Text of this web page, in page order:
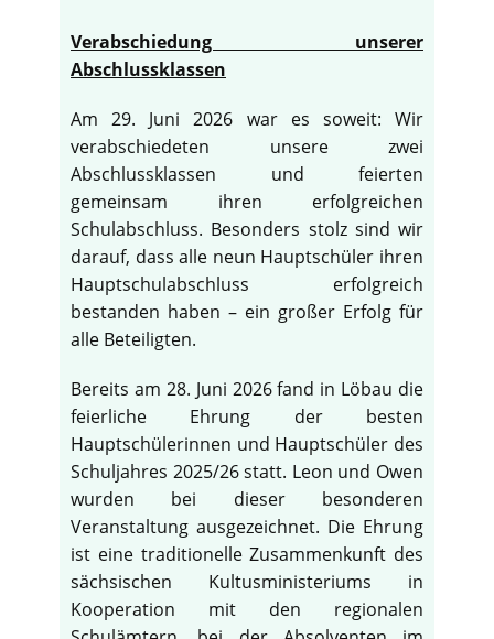
Verabschiedung unserer
Abschlussklassen
Am 29. Juni 2026 war es soweit: Wir
verabschiedeten unsere zwei
Abschlussklassen und feierten
gemeinsam ihren erfolgreichen
Schulabschluss. Besonders stolz sind wir
darauf, dass alle neun Hauptschüler ihren
Hauptschulabschluss erfolgreich
bestanden haben – ein großer Erfolg für
alle Beteiligten.
Bereits am 28. Juni 2026 fand in Löbau die
feierliche Ehrung der besten
Hauptschülerinnen und Hauptschüler des
Schuljahres 2025/26 statt. Leon und Owen
wurden bei dieser besonderen
Veranstaltung ausgezeichnet. Die Ehrung
ist eine traditionelle Zusammenkunft des
sächsischen Kultusministeriums in
Kooperation mit den regionalen